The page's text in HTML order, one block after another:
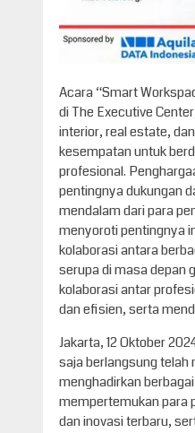
Acara “Smart
di The Executive
interior, real estate,
kesempatan untuk
profesional.
pentingnya dukungan
mendalam dari para
menyoroti pentingnya
kolaborasi antara
serupa di masa depan
kolaborasi antar
dan efisien, serta
Jakarta, 12 Oktober
saja berlangsung telah
menghadirkan
mempertemukan para
dan inovasi terbaru,